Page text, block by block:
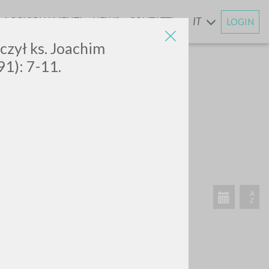
ks. Joachim
7-11.
AGGIORNAMENTIENEWS CONTATTI IT LOGIN
A
Z